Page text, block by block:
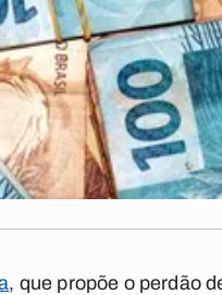
, que propõe o perdão